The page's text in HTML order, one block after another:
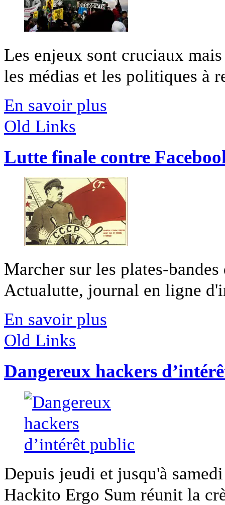
Les enjeux sont cruciaux
les médias et les politiques à
En savoir plus
Old Links
Lutte finale contre
Marcher sur les plates-
Actualutte, journal en ligne
En savoir plus
Old Links
Dangereux hackers
Depuis jeudi et jusqu'à
Hackito Ergo Sum réunit la